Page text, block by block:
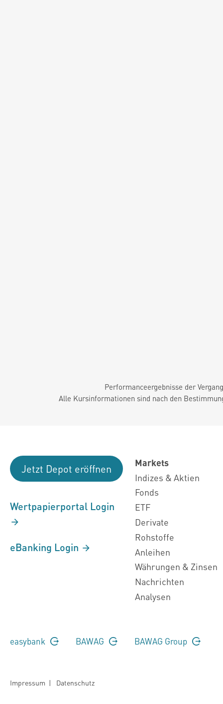
Performanceergebnisse der
Alle Kursinformationen sind nach den
Jetzt Depot eröffnen
Wertpapierportal Login
eBanking Login
Markets
Indizes & Aktien
Fonds
ETF
Derivate
Rohstoffe
Anleihen
Währungen & Zinsen
Nachrichten
Analysen
easybank BAWAG BAWAG Group
Impressum | Datenschutz